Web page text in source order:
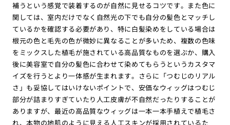
補うという感覚で装着するのが自然に見せるコツです。また色に
関しては、室内だけでなく自然光の下でも自分の髪色とマッチし
ているかを確認する必要があり、特に白髪染めをしている場合は
根元の色と毛先の色が微妙に異なることが多いため、複数の色味
をミックスした植毛が施されている高品質なものを選ぶか、購入
後に美容室で自分の髪色に合わせて染めてもらうというカスタマ
イズを行うとより一体感が生まれます。さらに「つむじのリアル
さ」も妥協してはいけないポイントで、安価なウィッグはつむじ
部分が詰まりすぎていたり人工皮膚が不自然だったりすることが
ありますが、最近の高品質なウィッグは一本一本手植えで植毛さ
れ、本物の地肌のように見える人工スキンが採用されているた